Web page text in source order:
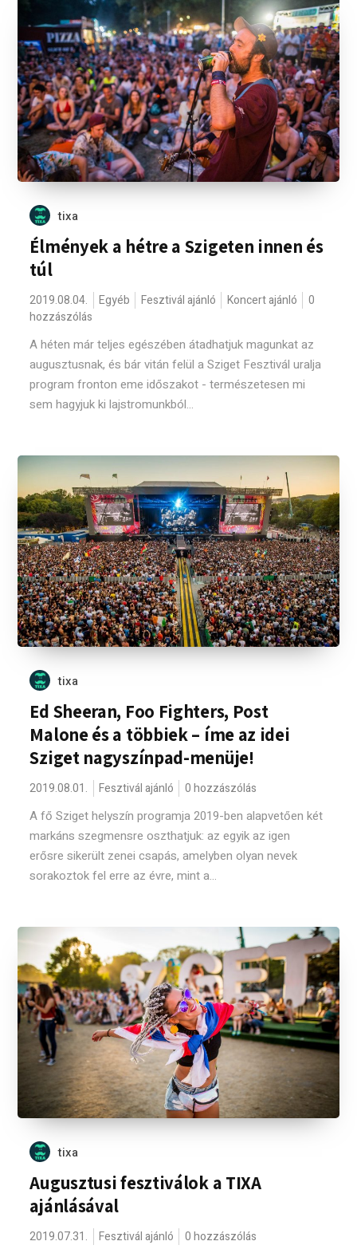
tixa
Élmények a hétre a Szigeten innen és
túl
2019.08.04. Egyéb Fesztivál ajánló Koncert ajánló
0
hozzászólás
A héten már teljes egészében átadhatjuk magunkat az
augusztusnak, és bár vitán felül a Sziget Fesztivál uralja
program fronton eme időszakot - természetesen mi
sem hagyjuk ki lajstromunkból...
tixa
Ed Sheeran, Foo Fighters, Post
Malone és a többiek – íme az idei
Sziget nagyszínpad-menüje!
2019.08.01. Fesztivál ajánló 0 hozzászólás
A fő Sziget helyszín programja 2019-ben alapvetően két
markáns szegmensre oszthatjuk: az egyik az igen
erősre sikerült zenei csapás, amelyben olyan nevek
sorakoztok fel erre az évre, mint a...
tixa
Augusztusi fesztiválok a TIXA
ajánlásával
2019.07.31. Fesztivál ajánló 0 hozzászólás